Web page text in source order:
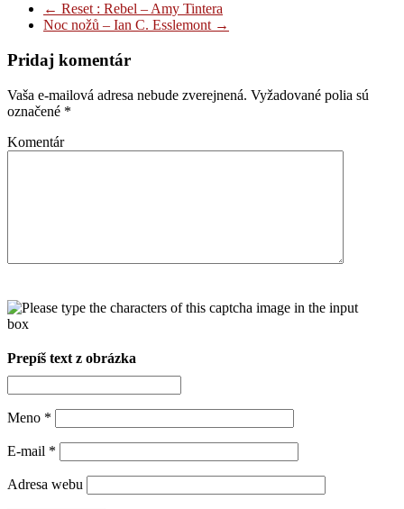
← Reset : Rebel – Amy Tintera
Noc nožů – Ian C. Esslemont →
Pridaj komentár
Vaša e-mailová adresa nebude zverejnená. Vyžadované polia sú
označené *
Komentár
Prepíš text z obrázka
Meno *
E-mail *
Adresa webu